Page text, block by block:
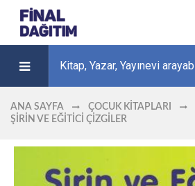
ANA SAYFA ÇOCUK KITAPLARI
ŞIRIN VE EĞITICI ÇIZGILER